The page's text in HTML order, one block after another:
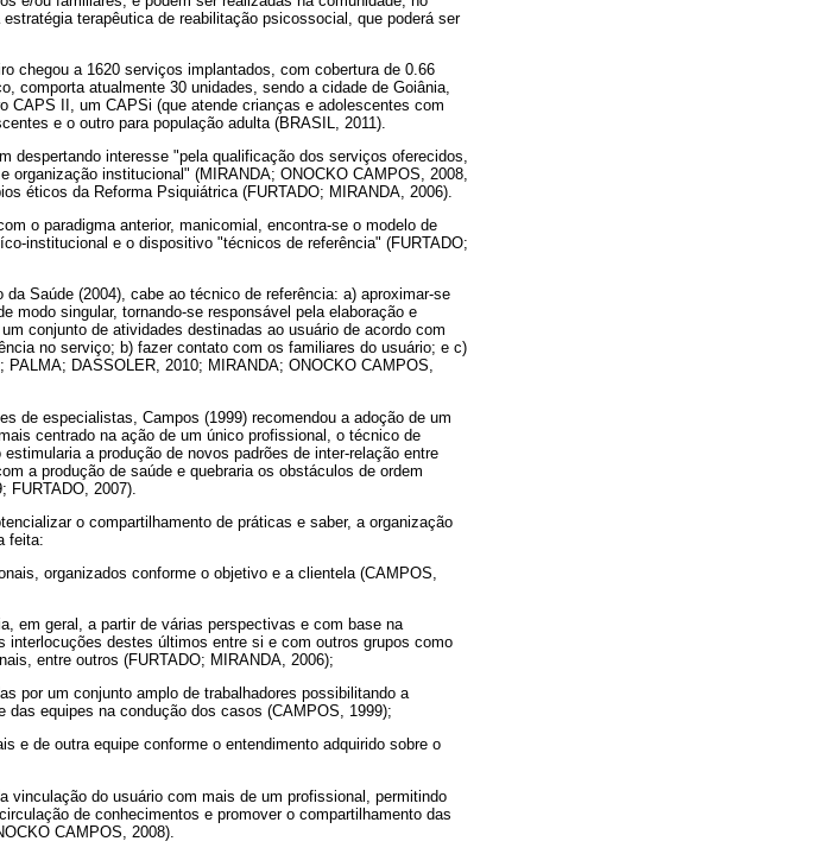
terapêutica de reabilitação psicossocial, que poderá ser
chegou a 1620 serviços implantados, com cobertura de 0.66
comporta atualmente 30 unidades, sendo a cidade de Goiânia,
CAPS II, um CAPSi (que atende crianças e adolescentes com
e o outro para população adulta (BRASIL, 2011).
interesse "pela qualificação dos serviços oferecidos,
institucional" (MIRANDA; ONOCKO CAMPOS, 2008,
éticos da Reforma Psiquiátrica (FURTADO; MIRANDA, 2006).
o paradigma anterior, manicomial, encontra-se o modelo de
institucional e o dispositivo "técnicos de referência" (FURTADO;
Saúde (2004), cabe ao técnico de referência: a) aproximar-se
modo singular, tornando-se responsável pela elaboração e
conjunto de atividades destinadas ao usuário de acordo com
no serviço; b) fazer contato com os familiares do usuário; e c)
DASSOLER, 2010; MIRANDA; ONOCKO CAMPOS,
de especialistas, Campos (1999) recomendou a adoção de um
centrado na ação de um único profissional, o técnico de
a produção de novos padrões de inter-relação entre
a produção de saúde e quebraria os obstáculos de ordem
FURTADO, 2007).
o compartilhamento de práticas e saber, a organização
feita:
organizados conforme o objetivo e a clientela (CAMPOS,
em geral, a partir de várias perspectivas e com base na
destes últimos entre si e com outros grupos como
entre outros (FURTADO; MIRANDA, 2006);
por um conjunto amplo de trabalhadores possibilitando a
equipes na condução dos casos (CAMPOS, 1999);
e de outra equipe conforme o entendimento adquirido sobre o
vinculação do usuário com mais de um profissional, permitindo
de conhecimentos e promover o compartilhamento das
CAMPOS, 2008).